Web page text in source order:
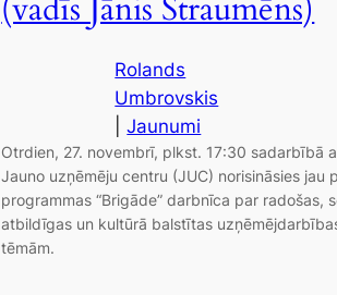
(vadīs Jānis Straumēns)
Rolands
Umbrovskis
|Jaunumi
Otrdien, 27. novembrī, plkst. 17:30 sadarbībā
Jauno uzņēmēju centru (JUC) norisināsies jau
programmas “Brigāde” darbnīca par radošas,
atbildīgas un kultūrā balstītas
tēmām.